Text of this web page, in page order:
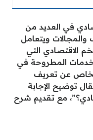
في العديد من
والمجالات ويتعامل
الاقتصادي التي
المطروحة في
عن تعريف
توضيح الإجابة
مع تقديم شرح